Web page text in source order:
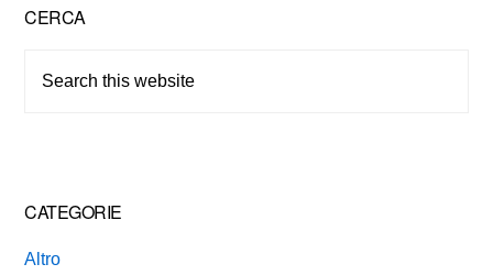
Primary
Sidebar
CERCA
CATEGORIE
Altro